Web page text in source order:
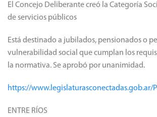
El Concejo Deliberante creó la Categoría
de servicios públicos
Está destinado a jubilados, pensionados o
vulnerabilidad social que cumplan los
la normativa. Se aprobó por unanimidad.
https://www.legislaturasconectadas.gob.ar/
ENTRE RÍOS